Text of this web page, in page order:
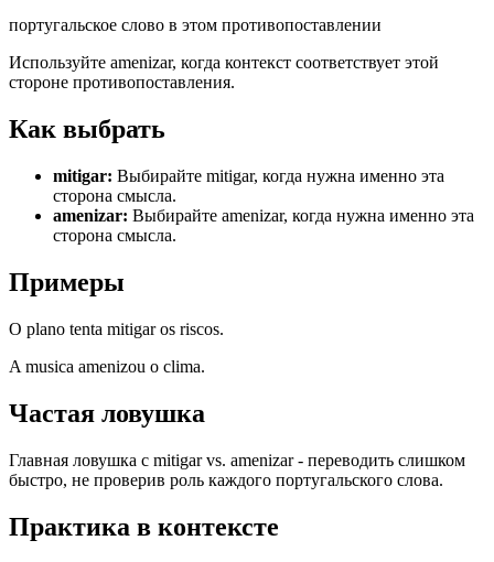
португальское слово в этом противопоставлении
Используйте amenizar, когда контекст соответствует этой
стороне противопоставления.
Как выбрать
mitigar: Выбирайте mitigar, когда нужна именно эта
сторона смысла.
amenizar: Выбирайте amenizar, когда нужна именно эта
сторона смысла.
Примеры
O plano tenta mitigar os riscos.
A musica amenizou o clima.
Частая ловушка
Главная ловушка с mitigar vs. amenizar - переводить слишком
быстро, не проверив роль каждого португальского слова.
Практика в контексте